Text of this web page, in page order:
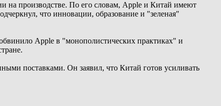
на производстве. По его словам, Apple и Китай имеют
что инновации, образование и "зеленая"
Apple в "монополистических практиках" и
поставками. Он заявил, что Китай готов усиливать